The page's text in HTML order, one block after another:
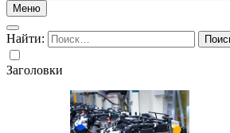
Меню
Найти:
Заголовки